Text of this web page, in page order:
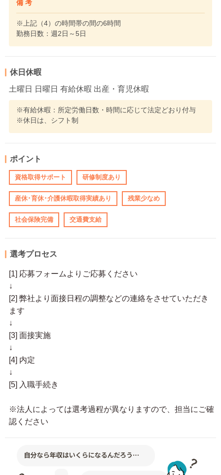
備 考
※上記（4）の時間帯の間の6時間
勤務日数：週2日～5日
休日休暇
土曜日 日曜日 有給休暇 出産・育児休暇
※有給休暇：所定労働日数・時間に応じて法定どおり付与
※休日は、シフト制
ポイント
資格取得サポート 研修制度あり
産休･育休･介護休暇取得実績あり 残業少なめ
社会保険完備 交通費支給
選考プロセス
[1] 応募フォームよりご応募ください
↓
[2] 弊社より面接日程の調整などの連絡をさせていただき
ます
↓
[3] 面接実施
↓
[4] 内定
↓
[5] 入職手続き
※法人によっては選考過程が異なりますので、担当にご確
認ください